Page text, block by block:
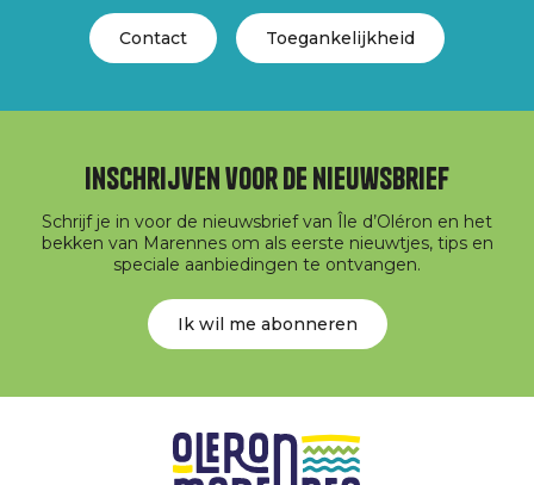
Contact Toegankelijkheid
Inschrijven voor de nieuwsbrief
Schrijf je in voor de nieuwsbrief van Île d’Oléron en het
bekken van Marennes om als eerste nieuwtjes, tips en
speciale aanbiedingen te ontvangen.
Ik wil me abonneren